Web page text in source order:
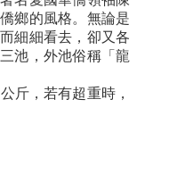
鄉的風格。無論是
細細看去，卻又各
池，外池俗稱「龍
斤，若有超重時，